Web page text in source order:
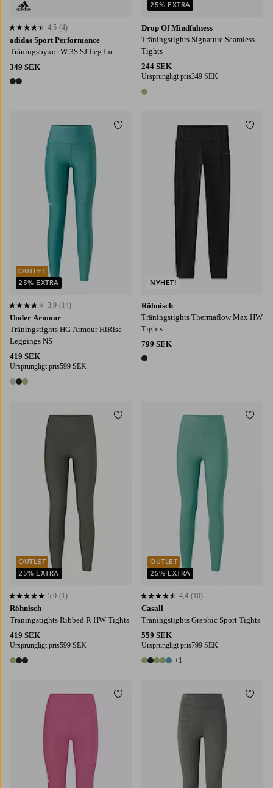
adidas Sport Performance
Träningsbyxor W 3S SJ Leg Inc
349 SEK
2 färger
4,5 baserat på 4 st betyg
4,5 (4)
Drop Of Mindfulness
Träningstights Signature Seamless
Tights
244 SEK
Ursprungligt pris349 SEK
1 färg
25% EXTRA
Under Armour
Träningstights HG Armour HiRise
Leggings NS
419 SEK
Ursprungligt pris599 SEK
3 färger
3,9 baserat på 14 st betyg
3,9 (14)
OUTLET
25% EXTRA
Lägg till i favoriter
Röhnisch
Träningstights Thermaflow Max HW
Tights
799 SEK
1 färg
NYHET!
Röhnisch
Träningstights Ribbed R HW Tights
419 SEK
Ursprungligt pris599 SEK
3 färger
5,0 baserat på 1 st betyg
5,0 (1)
OUTLET
25% EXTRA
Lägg till i favoriter
Casall
Träningstights Graphic Sport Tights
559 SEK
Ursprungligt pris799 SEK
6 färger
+1
4,4 baserat på 10 st betyg
4,4 (10)
OUTLET
25% EXTRA
Lägg till i favoriter